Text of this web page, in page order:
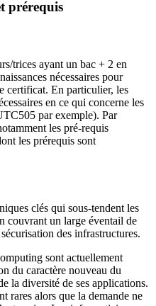
prérequis
trices ayant un bac + 2 en
nécessaires pour
certificat. En particulier, les
en ce qui concerne les
par exemple). Par
les pré-requis
les prérequis sont
clés qui sous-tendent les
couvrant un large éventail de
des infrastructures.
sont actuellement
du caractère nouveau du
la diversité de ses applications.
rares alors que la demande ne